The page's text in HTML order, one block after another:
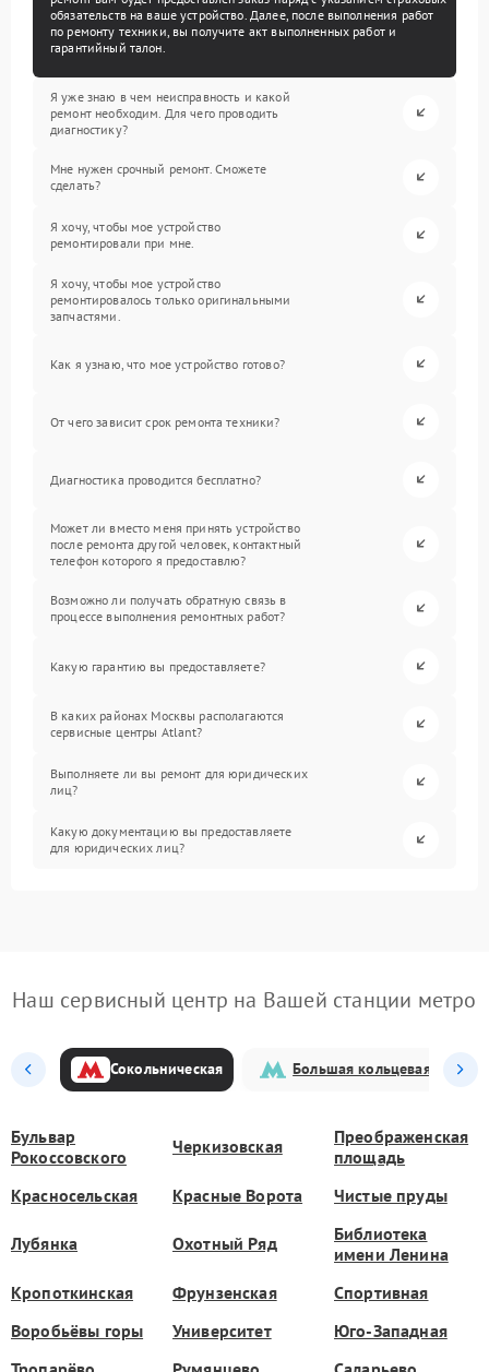
обязательств на ваше устройство. Далее, после выполнения работ
по ремонту техники, вы получите акт выполненных работ и
гарантийный талон.
Я уже знаю в чем неисправность и какой
ремонт необходим. Для чего проводить
диагностику?
Мне нужен срочный ремонт. Сможете
сделать?
Я хочу, чтобы мое устройство
ремонтировали при мне.
Я хочу, чтобы мое устройство
ремонтировалось только оригинальными
запчастями.
Как я узнаю, что мое устройство готово?
От чего зависит срок ремонта техники?
Диагностика проводится бесплатно?
Может ли вместо меня принять устройство
после ремонта другой человек, контактный
телефон которого я предоставлю?
Возможно ли получать обратную связь в
процессе выполнения ремонтных работ?
Какую гарантию вы предоставляете?
В каких районах Москвы располагаются
сервисные центры Atlant?
Выполняете ли вы ремонт для юридических
лиц?
Какую документацию вы предоставляете
для юридических лиц?
Наш сервисный центр на Вашей станции метро
Сокольническая Большая кольцевая
Бульвар
Рокоссовского
Черкизовская
Преображенская
площадь
Красносельская
Красные Ворота Чистые пруды
Лубянка Охотный Ряд
Библиотека
имени Ленина
Кропоткинская
Фрунзенская
Спортивная
Воробьёвы горы
Университет
Юго-Западная